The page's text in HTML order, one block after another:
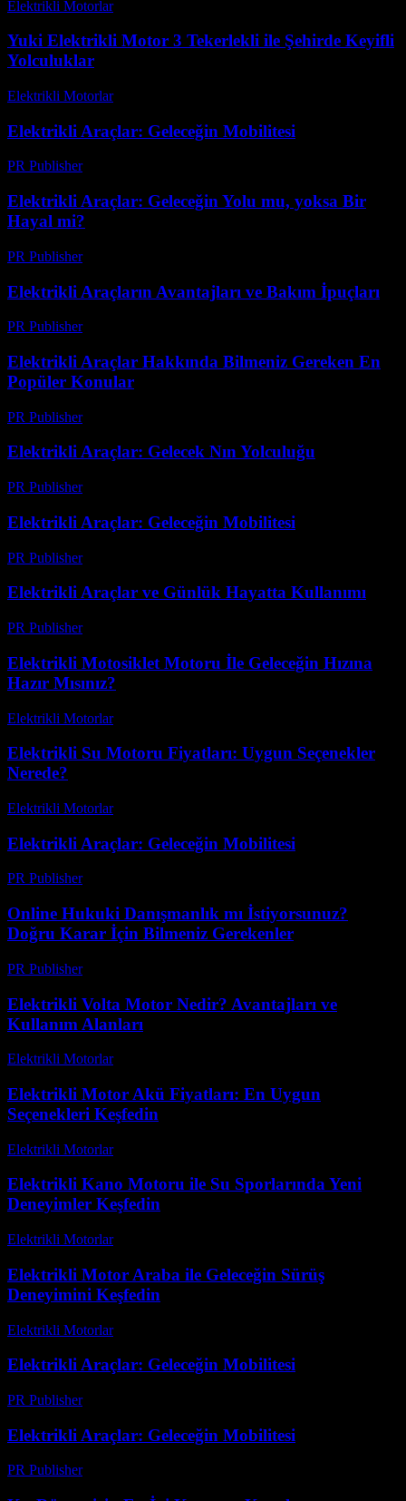
Elektrikli Motorlar-
Yuki Elektrikli Motor 3 Tekerlekli ile Şehirde Keyifli
Yolculuklar
Elektrikli Motorlar-
Elektrikli Araçlar: Geleceğin Mobilitesi
PR Publisher-
Elektrikli Araçlar: Geleceğin Yolu mu, yoksa Bir
Hayal mi?
PR Publisher-
Elektrikli Araçların Avantajları ve Bakım İpuçları
PR Publisher-
Elektrikli Araçlar Hakkında Bilmeniz Gereken En
Popüler Konular
PR Publisher-
Elektrikli Araçlar: Gelecek Nın Yolculuğu
PR Publisher-
Elektrikli Araçlar: Geleceğin Mobilitesi
PR Publisher-
Elektrikli Araçlar ve Günlük Hayatta Kullanımı
PR Publisher-
Elektrikli Motosiklet Motoru İle Geleceğin Hızına
Hazır Mısınız?
Elektrikli Motorlar-
Elektrikli Su Motoru Fiyatları: Uygun Seçenekler
Nerede?
Elektrikli Motorlar-
Elektrikli Araçlar: Geleceğin Mobilitesi
PR Publisher-
Online Hukuki Danışmanlık mı İstiyorsunuz?
Doğru Karar İçin Bilmeniz Gerekenler
PR Publisher-
Elektrikli Volta Motor Nedir? Avantajları ve
Kullanım Alanları
Elektrikli Motorlar-
Elektrikli Motor Akü Fiyatları: En Uygun
Seçenekleri Keşfedin
Elektrikli Motorlar-
Elektrikli Kano Motoru ile Su Sporlarında Yeni
Deneyimler Keşfedin
Elektrikli Motorlar-
Elektrikli Motor Araba ile Geleceğin Sürüş
Deneyimini Keşfedin
Elektrikli Motorlar-
Elektrikli Araçlar: Geleceğin Mobilitesi
PR Publisher-
Elektrikli Araçlar: Geleceğin Mobilitesi
PR Publisher-